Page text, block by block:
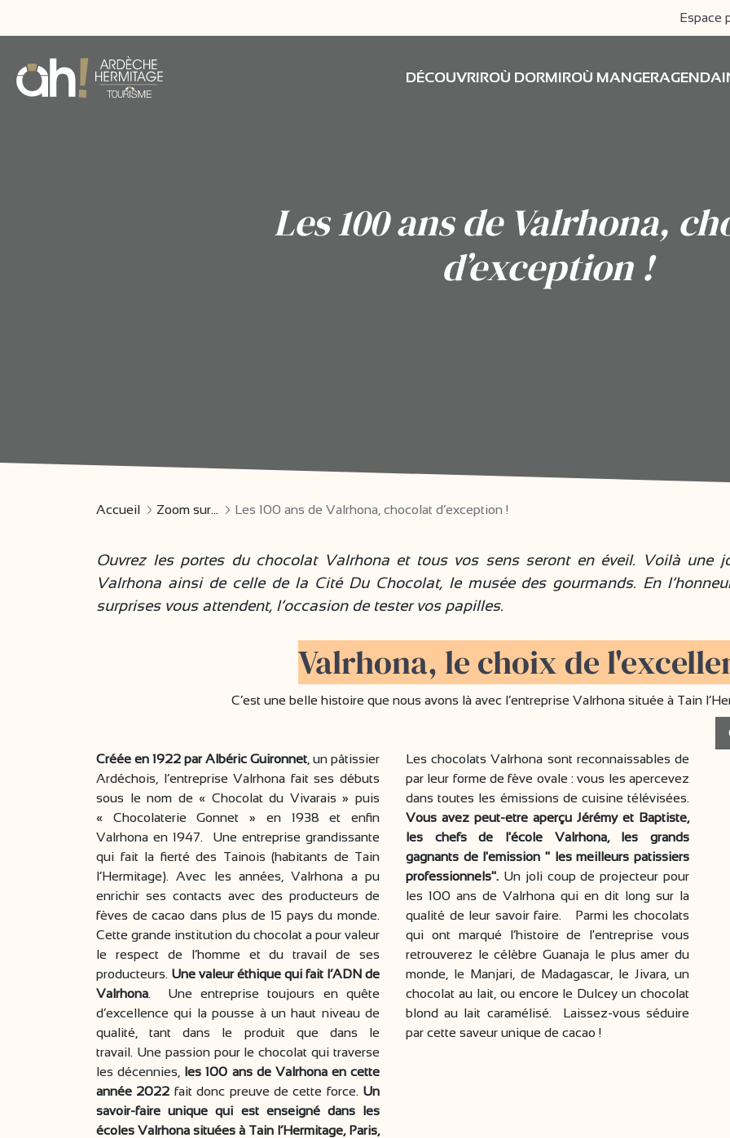
Espace
DÉCOUVRIROÙ DORMIROÙ MANGERAGENDA
Les 100 ans de Valrhona,
d’exception !
Accueil Zoom sur... Les 100 ans de Valrhona, chocolat d’exception !
Ouvrez les portes du chocolat Valrhona et tous vos sens seront en éveil. Voilà une
Valrhona ainsi de celle de la Cité Du Chocolat, le musée des gourmands. En
surprises vous attendent, l’occasion de tester vos papilles.
Valrhona, le choix de
C’est une belle histoire que nous avons là avec l’entreprise Valrhona située à Tain
Créée en 1922 par Albéric Guironnet , un pâtissier
Ardéchois, l’entreprise Valrhona fait ses débuts
sous le nom de « Chocolat du Vivarais » puis
« Chocolaterie Gonnet » en 1938 et enfin
Valrhona en 1947. Une entreprise grandissante
qui fait la fierté des Tainois (habitants de Tain
l’Hermitage). Avec les années, Valrhona a pu
enrichir ses contacts avec des producteurs de
fèves de cacao dans plus de 15 pays du monde.
Cette grande institution du chocolat a pour valeur
le respect de l’homme et du travail de ses
producteurs. Une valeur éthique qui fait l’ADN de
Valrhona. Une entreprise toujours en quête
d’excellence qui la pousse à un haut niveau de
qualité, tant dans le produit que dans le
travail. Une passion pour le chocolat qui traverse
les décennies, les 100 ans de Valrhona en cette
année 2022 fait donc preuve de cette force. Un
savoir-faire unique qui est enseigné dans les
écoles Valrhona situées à Tain l’Hermitage, Paris,
Les chocolats Valrhona sont reconnaissables de
par leur forme de fève ovale : vous les apercevez
dans toutes les émissions de cuisine télévisées.
Vous avez peut-etre aperçu Jérémy et Baptiste,
les chefs de l'école Valrhona, les grands
gagnants de l'emission " les meilleurs patissiers
professionnels". Un joli coup de projecteur pour
les 100 ans de Valrhona qui en dit long sur la
qualité de leur savoir faire. Parmi les chocolats
qui ont marqué l’histoire de l'entreprise vous
retrouverez le célèbre Guanaja le plus amer du
monde, le Manjari, de Madagascar, le Jivara, un
chocolat au lait, ou encore le Dulcey un chocolat
blond au lait caramélisé. Laissez-vous séduire
par cette saveur unique de cacao !